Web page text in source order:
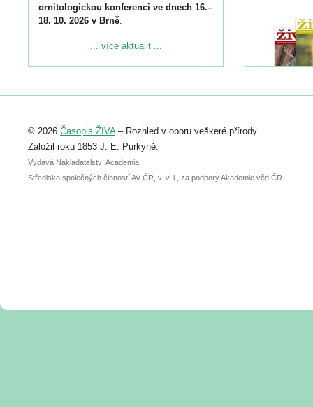
ornitologickou konferenci ve dnech 16.–
18. 10. 2026 v Brně.
Podrobnější informace ke konferenci
Registrovat se můžete do 6. září.
abstraktu přihlášené přednášky nebo
posteru je už 30. června.
... více aktualit ...
© 2026 Časopis ŽIVA– Rozhled v oboru veškeré přírody.
Založil roku 1853 J. E. Purkyně.
Vydává Nakladatelství Academia,
Středisko společných činností AV ČR, v. v. i., za podpory Akademie věd ČR.